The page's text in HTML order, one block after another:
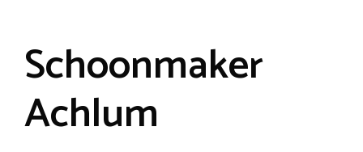
Schoonmaker
Achlum